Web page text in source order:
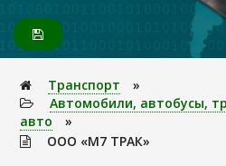
Транспорт
»
Автомобили, автобусы,
авто
»
ООО «М7 ТРАК»